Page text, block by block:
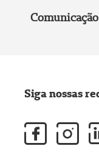
Comunicação
Siga nossas